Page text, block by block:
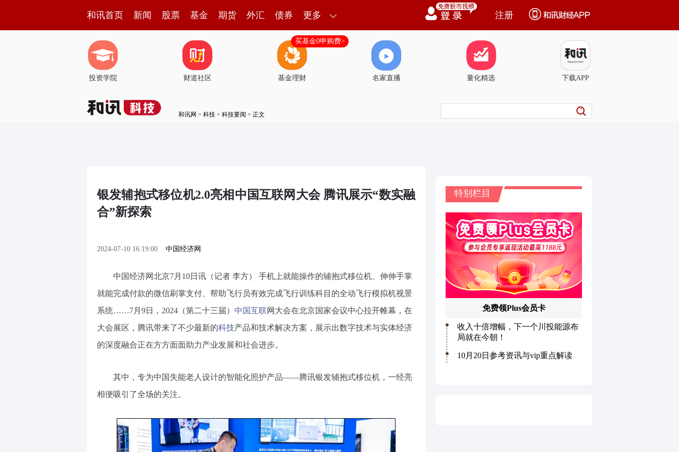
和讯首页 新闻 股票 基金 期货 外汇 债券 更多 注册
投资学院 财道社区 基金理财
买基金0申购费>
名家直播 量化精选 下载APP
和讯网 > 科技 > 科技要闻 > 正文
银发辅抱式移位机2.0亮相中国互联网大会 腾讯展示“数实融
合”新探索
2024-07-10 16:19:00 中国经济网
中国经济网北京7月10日讯（记者 李方） 手机上就能操作的辅抱式移位机、伸伸手掌
就能完成付款的微信刷掌支付、帮助飞行员有效完成飞行训练科目的全动飞行模拟机视景
系统……7月9日，2024（第二十三届） 中国互联网大会在北京国家会议中心拉开帷幕，在
大会展区，腾讯带来了不少最新的科技产品和技术解决方案，展示出数字技术与实体经济
的深度融合正在方方面面助力产业发展和社会进步。
其中，专为中国失能老人设计的智能化照护产品——腾讯银发辅抱式移位机，一经亮
相便吸引了全场的关注。